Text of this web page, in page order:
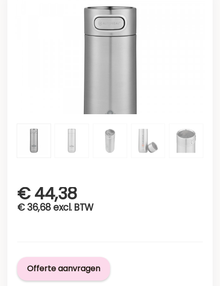
€44,38
€36,68 excl. BTW
Offerte aanvragen